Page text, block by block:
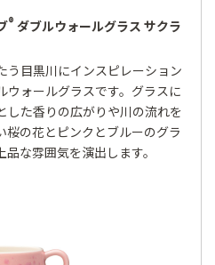
® ダブルウォールグラス サクラ
う目黒川にインスピレーション
ウォールグラスです。グラスに
した香りの広がりや川の流れを
桜の花とピンクとブルーのグラ
な雰囲気を演出します。